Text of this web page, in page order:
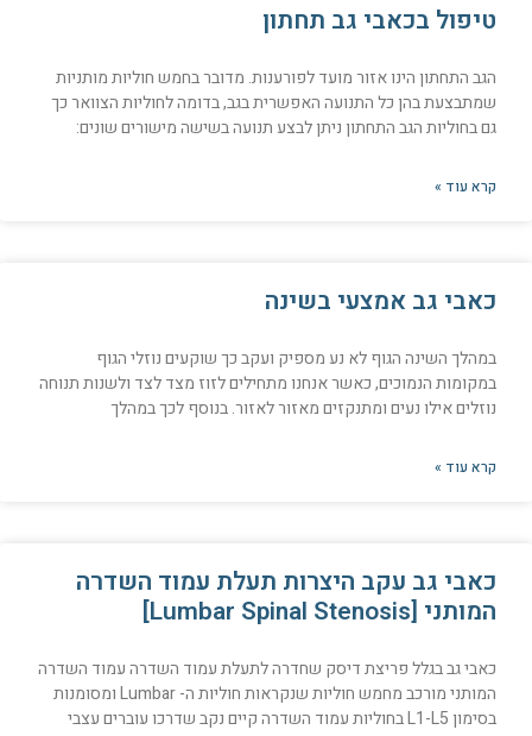
טיפול בכאבי גב תחתון
הגב התחתון הינו אזור מועד לפורענות. מדובר בחמש חוליות מותניות
שמתבצעת בהן כל התנועה האפשרית בגב, בדומה לחוליות הצוואר כך
גם בחוליות הגב התחתון ניתן לבצע תנועה בשישה מישורים שונים:
קרא עוד »
כאבי גב אמצעי בשינה
במהלך השינה הגוף לא נע מספיק ועקב כך שוקעים נוזלי הגוף
במקומות הנמוכים, כאשר אנחנו מתחילים לזוז מצד לצד ולשנות תנוחה
נוזלים אילו נעים ומתנקזים מאזור לאזור. בנוסף לכך במהלך
קרא עוד »
כאבי גב עקב היצרות תעלת עמוד השדרה
המותני [Lumbar Spinal Stenosis]
כאבי גב בגלל פריצת דיסק שחדרה לתעלת עמוד השדרה עמוד השדרה
המותני מורכב מחמש חוליות שנקראות חוליות ה- Lumbar ומסומנות
בסימון L1-L5 בחוליות עמוד השדרה קיים נקב שדרכו עוברים עצבי